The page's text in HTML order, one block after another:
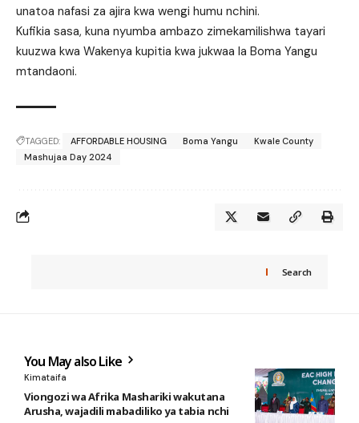
unatoa nafasi za ajira kwa wengi humu nchini.
Kufikia sasa, kuna nyumba ambazo zimekamilishwa tayari
kuuzwa kwa Wakenya kupitia kwa jukwaa la Boma Yangu
mtandaoni.
TAGGED: AFFORDABLE HOUSING Boma Yangu
Kwale County
Mashujaa Day 2024
Search
You May also Like
Kimataifa
Viongozi wa Afrika Mashariki wakutana
Arusha, wajadili mabadiliko ya tabia nchi